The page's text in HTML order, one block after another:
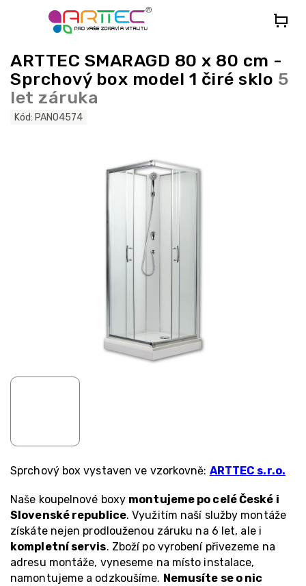
ARTTEC SMARAGD 80 x 80 cm -
Sprchový box model 1 čiré sklo 5
let záruka
Kód: PAN04574
Sprchový box vystaven ve vzorkovně: ARTTEC s.r.o.
Naše koupelnové boxy montujeme po celé České i
Slovenské republice. Využitím naší služby montáže
získáte nejen prodlouženou záruku na 6 let, ale i
kompletní servis. Zboží po vyrobení přivezeme na
adresu montáže, vyneseme na místo instalace,
namontujeme a odzkoušíme. Nemusíte se o nic